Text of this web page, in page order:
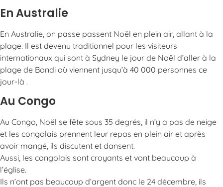
En Australie
En Australie, on passe passent Noël en plein air, allant à la
plage. Il est devenu traditionnel pour les visiteurs
internationaux qui sont à Sydney le jour de Noël d’aller à la
plage de Bondi où viennent jusqu’à 40 000 personnes ce
jour-là .
Au Congo
Au Congo, Noël se fête sous 35 degrés, il n’y a pas de neige
et les congolais prennent leur repas en plein air et après
avoir mangé, ils discutent et dansent.
Aussi, les congolais sont croyants et vont beaucoup à
l’église.
Ils n’ont pas beaucoup d’argent donc le 24 décembre, ils